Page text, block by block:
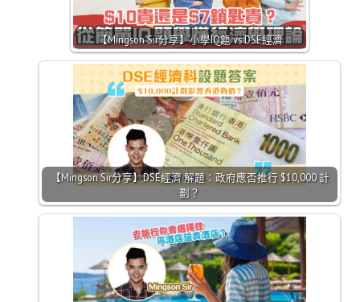
【Mingson Sir分享】小學IQ題 vs DSE經濟
【Mingson Sir分享】DSE經濟 解題：政府應否推行 $10,000 計
劃？